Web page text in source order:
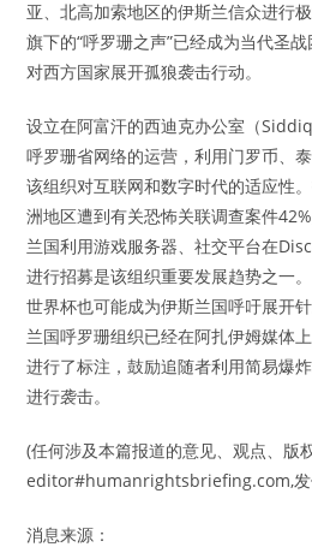
亚、北高加索地区的伊斯兰信众进行
旗下的“呼罗珊之声”已经成为当代圣
对西方国家展开孤狼袭击行动。
设立在阿富汗的西迪克办公室（
呼罗珊省网络的运营，利用门罗币、
该组织对互联网和数字时代的适应性
洲地区遭到有关恐怖关联调查案件
兰国利用游戏服务器、社交平台在
进行招募是该组织重要发展趋势之一
世界杯也可能成为伊斯兰国呼吁展开
兰国呼罗珊组织已经在阿扎伊姆媒体
进行了标注，鼓励追随者利用简易爆
进行袭击。
(任何涉及本篇报道的意见、观点、版
editor#humanrightsbriefing.com,发
消息来源：